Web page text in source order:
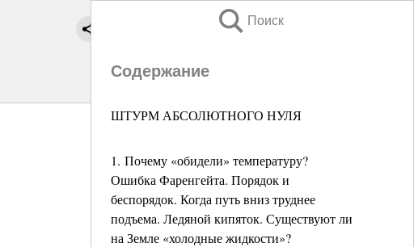
Поиск
Содержание
ШТУРМ АБСОЛЮТНОГО НУЛЯ
1. Почему «обидели» температуру?
Ошибка Фаренгейта. Порядок и
беспорядок. Когда путь вниз труднее
подъема. Ледяной кипяток. Существуют ли
на Земле «холодные жидкости»?